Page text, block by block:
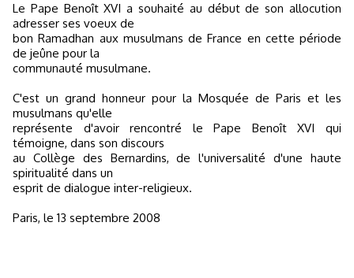
Le Pape Benoît XVI a souhaité au début de son allocution
adresser ses voeux de
bon Ramadhan aux musulmans de France en cette période
de jeûne pour la
communauté musulmane.
C'est un grand honneur pour la Mosquée de Paris et les
musulmans qu'elle
représente d'avoir rencontré le Pape Benoît XVI qui
témoigne, dans son discours
au Collège des Bernardins, de l'universalité d'une haute
spiritualité dans un
esprit de dialogue inter-religieux.
Paris, le 13 septembre 2008